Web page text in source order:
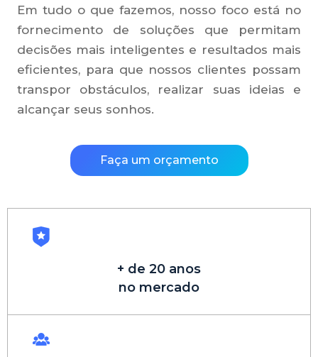
Em tudo o que fazemos, nosso foco está no
fornecimento de soluções que permitam
decisões mais inteligentes e resultados mais
eficientes, para que nossos clientes possam
transpor obstáculos, realizar suas ideias e
alcançar seus sonhos.
Faça um orçamento
+ de 20 anos
no mercado